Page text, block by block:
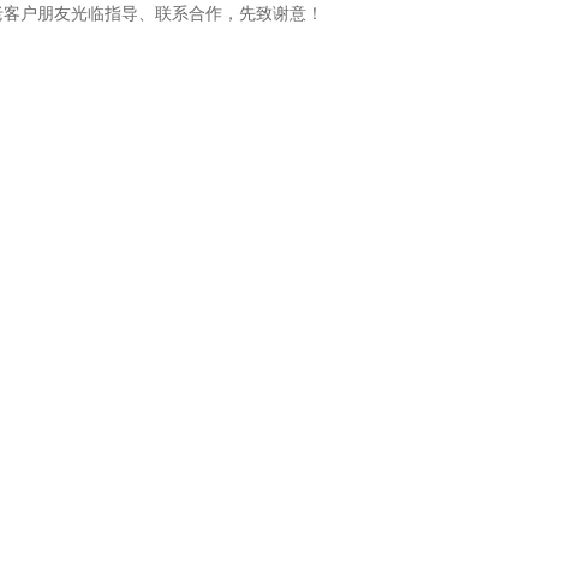
户朋友光临指导、联系合作，先致谢意！